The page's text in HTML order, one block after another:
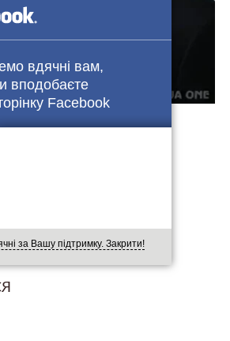
вдячні вам,
вподобаєте
Facebook
за Вашу підтримку. Закрити!